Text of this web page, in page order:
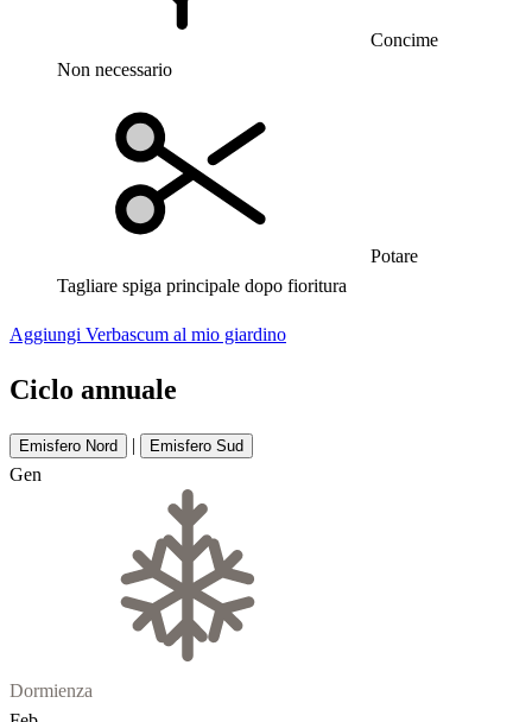
Concime
Non necessario
Potare
Tagliare spiga principale dopo fioritura
Aggiungi Verbascum al mio giardino
Ciclo annuale
Emisfero Nord | Emisfero Sud
Gen
Dormienza